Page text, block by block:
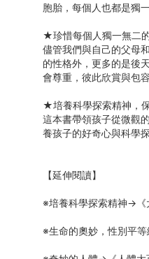
胞胎，每個人也都是獨一
★珍惜每個人獨一無二
儘管我們與自己的父母
的性格外，更多的是後
會尊重，彼此欣賞與包容
★培養科學探索精神，
這本書帶領孩子從微觀
養孩子的好奇心與科學
【延伸閱讀】
※培養科學探索精神→《
※生命的奧妙，性別平